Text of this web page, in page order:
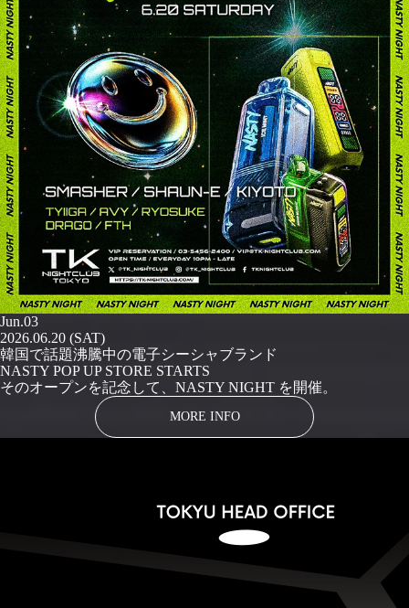
Jun.03
2026.06.20 (SAT)
韓国で話題沸騰中の電子シーシャブランド
NASTY POP UP STORE STARTS
そのオープンを記念して、NASTY NIGHT を開催。
MORE INFO